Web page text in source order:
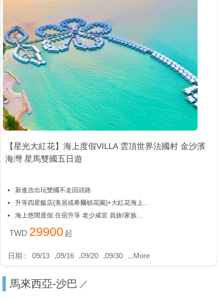
【星光大紅花】海上度假VILLA 雲頂世界法國村 金沙濱
海灣 星馬雙國五日遊
新進吉出玩雙國不走回頭路
升等四星飯店(美居或希爾頓花園)+大紅花海上...
海上悠閒度假,住宿升等 老少咸宜 員旅/家族...
TWD 29900 起
日期 : 09/13 ,09/16 ,09/20 ,09/30 ...More
馬來西亞-沙巴 ／